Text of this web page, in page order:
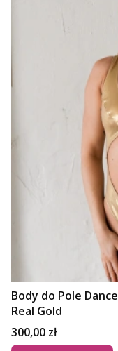
Body do Pole
Real Gold
Cena
300,00 zł